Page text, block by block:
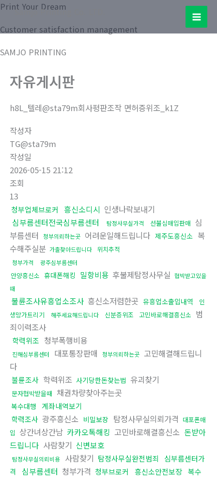
콘
츠
건
Samjo Printing Co. LTD.
Main
Print Your Dream
Customer satisfaction management
SAMJO PRINTING
자유게시판
h8L_텔레@sta79m회사평판조작 면허증위조_k1Z
작성자
TG@sta79m
작성일
2026-05-15 21:12
조회
13
청부업체브로커 흥신소디시 인생나락보내기
심부름센터전국심부름센터
탐정사무실가격 선불심매입판매 심
부름센터
청부의뢰하는곳 어려운일해드립니다 제주도흥신소 복
수해주실분 가출찾아드립니다 위치추적
청부가격 광주심부름센터
안양흥신소 휴대폰해킹 밀항비용 후불제탐정사무실 협박받고있을
때
불륜조사유흥업소조사 흥신소저렴한곳 유흥업소출입내역
인
생망가트리기
해주세요해드립니다 신분증위조 고민바로해결흥신소 범
죄이력조사
학력위조 청부폭행비용
진해심부름센터 대포통장판매 청부의뢰하는곳 고민해결해드립니
다
불륜조사 학력위조 사기당한돈찾는법 유괴찾기
문자협박받을때 채권차량찾아주는곳
복수대행 계좌내역보기
학력조사 광주흥신소 비밀보장 탐정사무실의뢰가격 대포폰매
입 상간녀상간남 카카오톡해킹 고민바로해결흥신소 돈받아
드립니다 사람찾기 신변보호
탐정사무실의뢰비용 사람찾기 탐정사무실완전범죄
심부름센터가
격
심부름센터 청부가격 청부브로커 흥신소안전보장 복수